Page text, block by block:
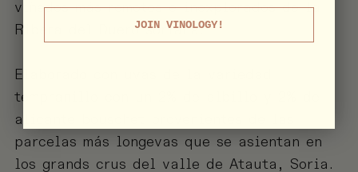
viñedos más remotos e inexplorados de la
Ribera del Duero soriana.
Elaborado con uvas de la variedad
tempranillo con un 2% de albillo y 2% de
alicante bouschet provenientes de las
parcelas más longevas que se asientan en
los grands crus del valle de Atauta, Soria.
JOIN VINOLOGY!